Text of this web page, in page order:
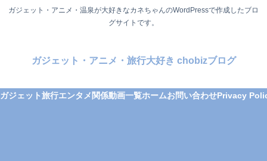
ガジェット・アニメ・温泉が大好きなカネちゃんのWordPressで作成したブロ
グサイトです。
ガジェット・アニメ・旅行大好き chobizブログ
ガジェット旅行エンタメ関係動画一覧ホームお問い合わせPrivacy